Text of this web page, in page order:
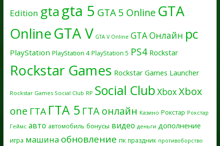
Edition gtagta 5 GTA 5 Online GTA
OnlineGTA V GTA V Online GTA Онлайн pc
PlayStation PlayStation 4 PlayStation 5 PS4 Rockstar
Rockstar Games Rockstar Games Launcher
Rockstar Games Social Club RP Social Club XboxXbox
one ГТА ГТА 5 ГТА онлайн Казино Рокстар Рокстар
Геймс авто автомобиль бонусы видео деньги дополнение
игра машина обновление пк праздник противоборство